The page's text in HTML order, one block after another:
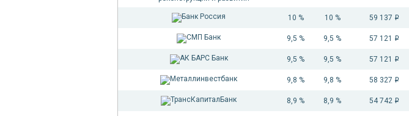
10 % 10 % 59 137 i
9,5 % 9,5 % 57 121 i
9,5 % 9,5 % 57 121 i
9,8 % 9,8 % 58 327 i
8,9 % 8,9 % 54 742 i